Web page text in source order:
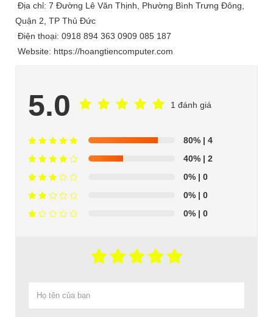
Địa chỉ: 7 Đường Lê Văn Thịnh, Phường Bình Trưng Đông,
Quận 2, TP Thủ Đức
Điện thoại: 0918 894 363 0909 085 187
Website: https://hoangtiencomputer.com
5.0 1 đánh giá
80% | 4
40% | 2
0% | 0
0% | 0
0% | 0